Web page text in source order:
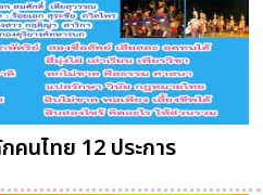
คนไทย 12 ประการ